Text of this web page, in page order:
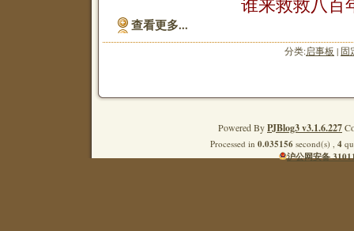
查看更多...
分类:启事板 | 固
Powered ByPJBlog3 v3.1.6.227
Processed in 0.035156second(s) , 4
沪公网安备